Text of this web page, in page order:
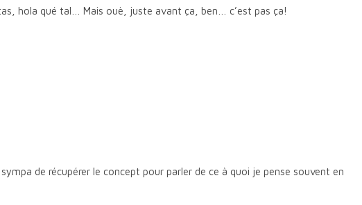
hola qué tal… Mais ouè, juste avant ça, ben… c’est pas ça!
de récupérer le concept pour parler de ce à quoi je pense souvent en